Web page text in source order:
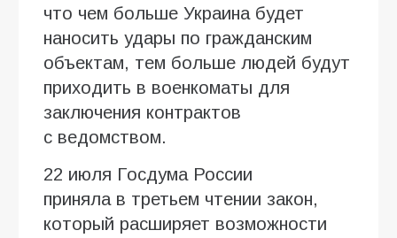
что чем больше Украина будет
наносить удары по гражданским
объектам, тем больше людей будут
приходить в военкоматы для
заключения контрактов
с ведомством.
22 июля Госдума России
приняла в третьем чтении закон,
который расширяет возможности